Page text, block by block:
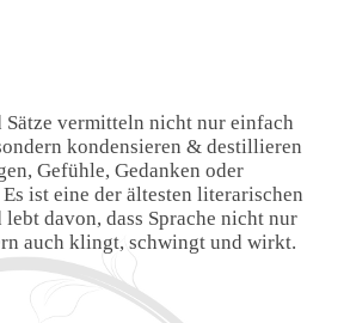
vermitteln nicht nur einfach
kondensieren & destillieren
Gefühle, Gedanken oder
ist eine der ältesten literarischen
davon, dass Sprache nicht nur
auch klingt, schwingt und wirkt.